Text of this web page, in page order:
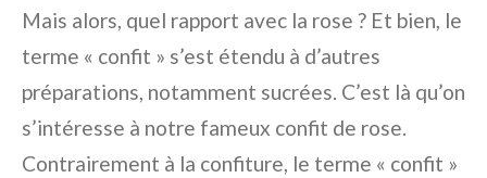
Mais alors, quel rapport avec la rose ? Et bien, le
terme « confit » s’est étendu à d’autres
préparations, notamment sucrées. C’est là qu’on
s’intéresse à notre fameux confit de rose.
Contrairement à la confiture, le terme « confit »